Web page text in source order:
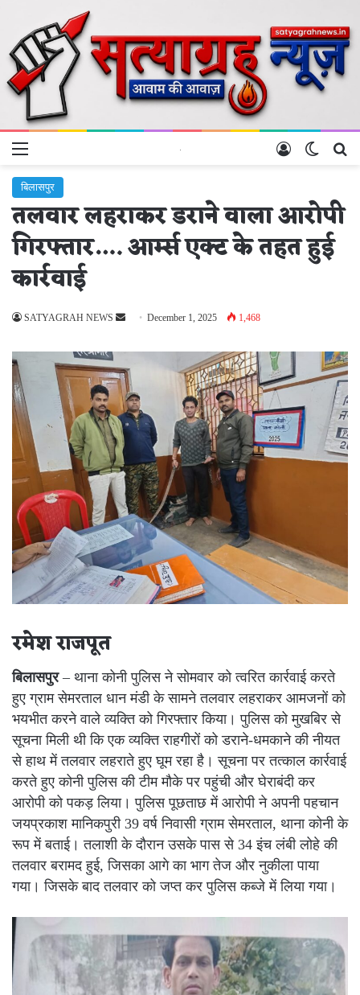
Menu Switch
Log In
बिलासपुर
तलवार लहराकर डराने वाला आरोपी
गिरफ्तार…. आर्म्स एक्ट के तहत हुई
कार्रवाई
SATYAGRAH NEWS
Send December 1, 2025 1,468
रमेश राजपूत
बिलासपुर– थाना कोनी पुलिस ने सोमवार को त्वरित कार्रवाई करते
हुए ग्राम सेमरताल धान मंडी के सामने तलवार लहराकर आमजनों को
भयभीत करने वाले व्यक्ति को गिरफ्तार किया। पुलिस को मुखबिर से
सूचना मिली थी कि एक व्यक्ति राहगीरों को डराने-धमकाने की नीयत
से हाथ में तलवार लहराते हुए घूम रहा है। सूचना पर तत्काल कार्रवाई
करते हुए कोनी पुलिस की टीम मौके पर पहुंची और घेराबंदी कर
आरोपी को पकड़ लिया। पुलिस पूछताछ में आरोपी ने अपनी पहचान
जयप्रकाश मानिकपुरी 39 वर्ष निवासी ग्राम सेमरताल, थाना कोनी के
रूप में बताई। तलाशी के दौरान उसके पास से 34 इंच लंबी लोहे की
तलवार बरामद हुई, जिसका आगे का भाग तेज और नुकीला पाया
गया। जिसके बाद तलवार को जप्त कर पुलिस कब्जे में लिया गया।